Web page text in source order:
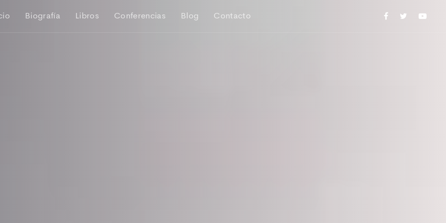
Biografía Libros Conferencias Blog Contacto